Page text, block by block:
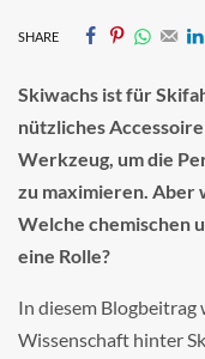
SHARE
Skiwachs ist für
nützliches
Werkzeug, um die
zu maximieren. Aber
Welche chemischen
eine Rolle?
In diesem
Wissenschaft hinter